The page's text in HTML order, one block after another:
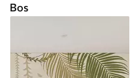
Bos